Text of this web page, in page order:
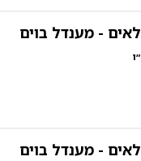
- מענדל בוים
- מענדל בוים